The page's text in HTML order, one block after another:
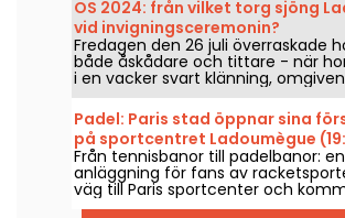
Eiffeltornet.
OS 2024: från vilket torg sjöng
vid invigningsceremonin?
Fredagen den 26 juli överraskade
både åskådare och tittare - när
i en vacker svart klänning,
pompoms. Men var befann sig
Är arenan öppen för allmänheten?
Padel: Paris stad öppnar sina
på sportcentret Ladoumègue
arrondissementet)
Från tennisbanor till padelbanor:
anläggning för fans av
väg till Paris sportcenter och
öppna snart.